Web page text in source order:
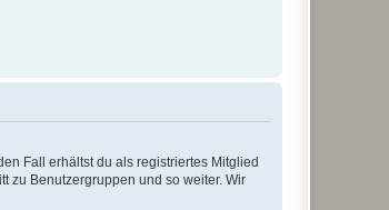
Fall erhältst du als registriertes Mitglied
zu Benutzergruppen und so weiter. Wir